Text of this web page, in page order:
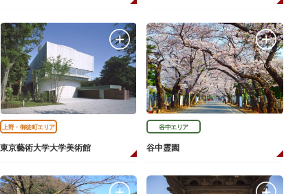
上野・御徒町エリア
東京藝術大学大学美術館
谷中エリア
谷中霊園